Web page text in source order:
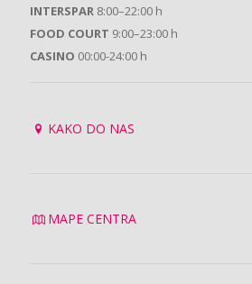
INTERSPAR 8:00–22:00 h
FOOD COURT 9:00–23:00 h
CASINO 00:00-24:00 h
KAKO DO NAS
MAPE CENTRA